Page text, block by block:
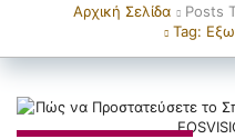
Αρχική Σελίδα
Posts
Tag: